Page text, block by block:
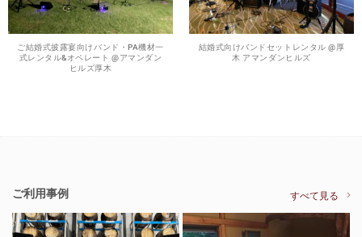
ご結婚式披露宴向けバンド・PA機材一
式レンタル&オペレート @アマンダン
ヒルズ厚木
結婚式向けバンドセットレンタル @厚
木 アマンダンヒルズ
ご利用事例 すべて見る